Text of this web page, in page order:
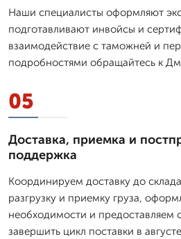
Наши специалисты оформляют
подготавливают инвойсы и
взаимодействие с таможней и
подробностями обращайтесь к
05
Доставка, приемка и
поддержка
Координируем доставку до
разгрузку и приемку груза,
необходимости и предоставляем
завершить цикл поставки в